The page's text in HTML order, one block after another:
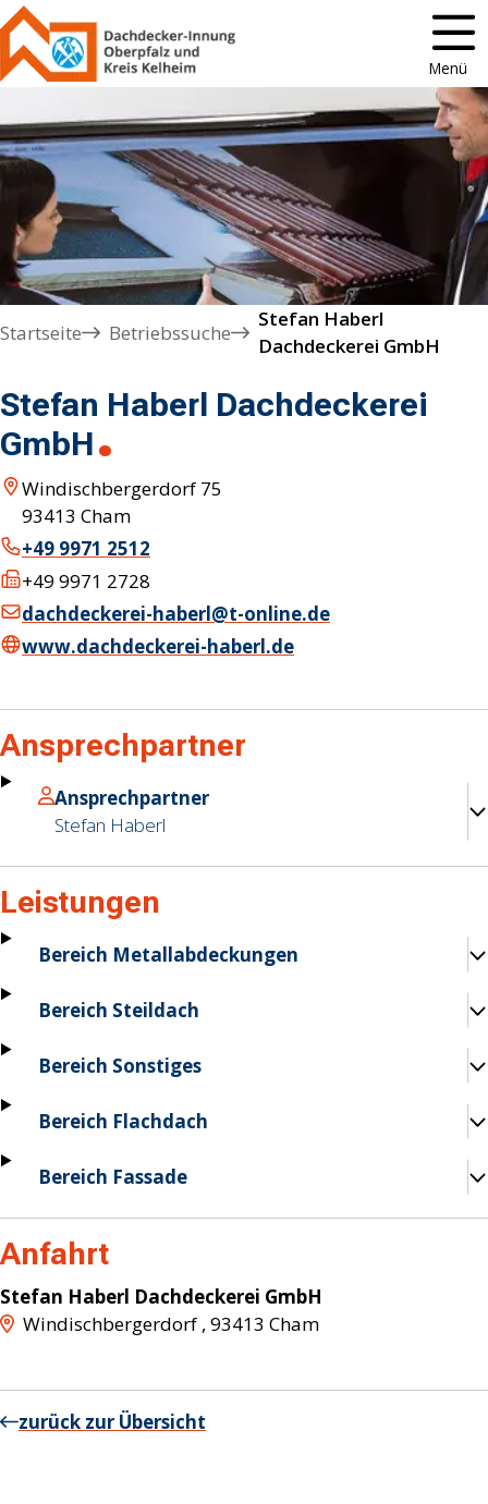
Menü
Startseite Betriebssuche
Stefan Haberl
Dachdeckerei GmbH
Stefan Haberl Dachdeckerei
GmbH
Windischbergerdorf 75
93413 Cham
+49 9971 2512
+49 9971 2728
dachdeckerei-haberl@t-online.de
www.dachdeckerei-haberl.de
Ansprechpartner
Ansprechpartner
Stefan Haberl
Leistungen
Bereich Metallabdeckungen
Bereich Steildach
Bereich Sonstiges
Bereich Flachdach
Bereich Fassade
Anfahrt
Stefan Haberl Dachdeckerei GmbH
Windischbergerdorf , 93413 Cham
zurück zur Übersicht